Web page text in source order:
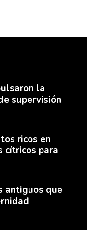
la
supervisión
ricos en
cítricos para
antiguos que